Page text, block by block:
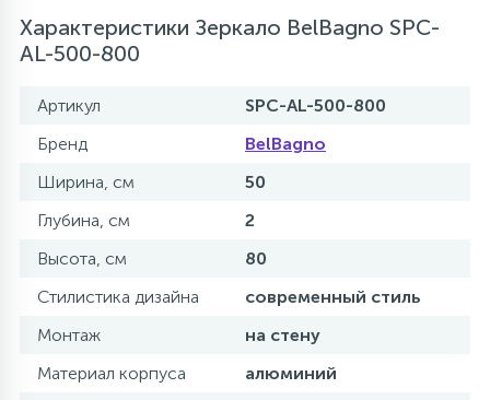
Характеристики Зеркало BelBagno SPC-
AL-500-800
Артикул
SPC-AL-500-800
Бренд
BelBagno
Ширина, см
50
Глубина, см
2
Высота, см
80
Стилистика дизайна
современный стиль
Монтаж
на стену
Материал корпуса
алюминий